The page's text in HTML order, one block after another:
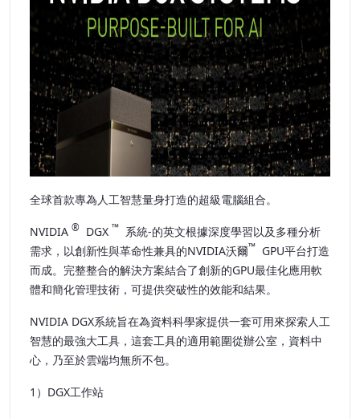
全球首款專為人工智慧量身打造的超級電腦組合。
NVIDIA ® DGX ™ 系統-的英文根據深度學習以及多種分析
需求，以創新性與革命性兼具的NVIDIA沃爾™ GPU平台打造
而成。完整整合的解決方案結合了創新的GPU最佳化應用軟
體和簡化管理技術，可提供突破性的效能和結果。
NVIDIA DGX系統旨在為資料科學家提供一套可用來探索人工
智慧的最強大工具，這套工具的適用範圍從辦公室，資料中
心，乃至於雲端均無所不包。
1）DGX工作站